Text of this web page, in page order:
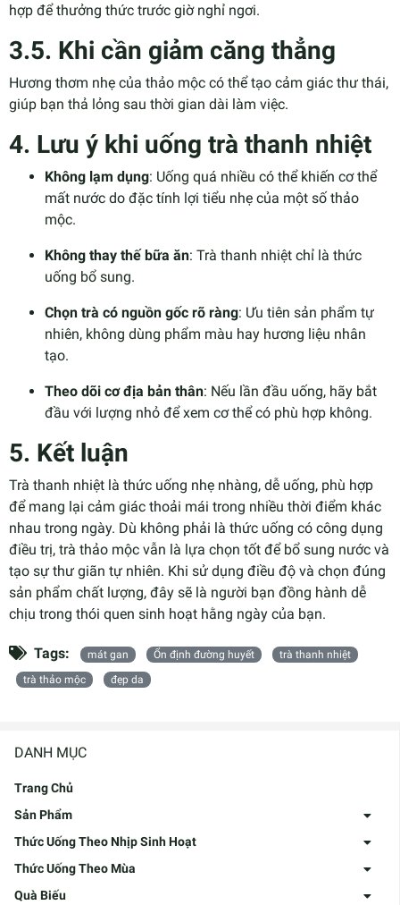
DANH MỤC
Trang Chủ
Sản Phẩm
Thức Uống Theo Nhịp Sinh Hoạt
Thức Uống Theo Mùa
Quà Biếu
hợp để thưởng thức trước giờ nghỉ ngơi.
3.5. Khi cần giảm căng thẳng
Hương thơm nhẹ của thảo mộc có thể tạo cảm giác thư thái,
giúp bạn thả lỏng sau thời gian dài làm việc.
4. Lưu ý khi uống trà thanh nhiệt
Không lạm dụng: Uống quá nhiều có thể khiến cơ thể
mất nước do đặc tính lợi tiểu nhẹ của một số thảo
mộc.
Không thay thế bữa ăn: Trà thanh nhiệt chỉ là thức
uống bổ sung.
Chọn trà có nguồn gốc rõ ràng: Ưu tiên sản phẩm tự
nhiên, không dùng phẩm màu hay hương liệu nhân
tạo.
Theo dõi cơ địa bản thân: Nếu lần đầu uống, hãy bắt
đầu với lượng nhỏ để xem cơ thể có phù hợp không.
5. Kết luận
Trà thanh nhiệt là thức uống nhẹ nhàng, dễ uống, phù hợp
để mang lại cảm giác thoải mái trong nhiều thời điểm khác
nhau trong ngày. Dù không phải là thức uống có công dụng
điều trị, trà thảo mộc vẫn là lựa chọn tốt để bổ sung nước và
tạo sự thư giãn tự nhiên. Khi sử dụng điều độ và chọn đúng
sản phẩm chất lượng, đây sẽ là người bạn đồng hành dễ
chịu trong thói quen sinh hoạt hằng ngày của bạn.
Tags: mát gan Ổn định đường huyết
trà thanh nhiệt
trà thảo mộc
đẹp da